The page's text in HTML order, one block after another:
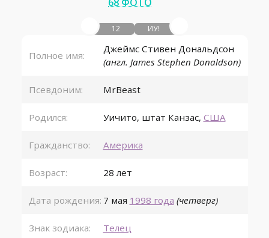
12 ИУ!
Полное имя:
Джеймс Стивен Дональдсон
(англ. James Stephen Donaldson)
Псевдоним: MrBeast
Родился: Уичито, штат Канзас, США
Гражданство: Америка
Возраст: 28 лет
Дата рождения: 7 мая 1998 года (четверг)
Знак зодиака: Телец